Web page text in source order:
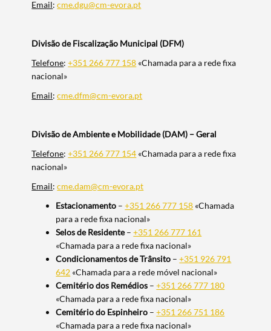
Email:cme.dgu@cm-evora.pt
Divisão de Fiscalização Municipal (DFM)
Telefone:+351 266 777 158 «Chamada para a rede fixa
nacional»
Email:cme.dfm@cm-evora.pt
Divisão de Ambiente e Mobilidade (DAM) – Geral
Telefone:+351 266 777 154 «Chamada para a rede fixa
nacional»
Email:cme.dam@cm-evora.pt
Estacionamento –+351 266 777 158 «Chamada
para a rede fixa nacional»
Selos de Residente–+351 266 777 161
«Chamada para a rede fixa nacional»
Condicionamentos de Trânsito –+351 926 791
642 «Chamada para a rede móvel nacional»
Cemitério dos Remédios –+351 266 777 180
«Chamada para a rede fixa nacional»
Cemitério do Espinheiro –+351 266 751 186
«Chamada para a rede fixa nacional»